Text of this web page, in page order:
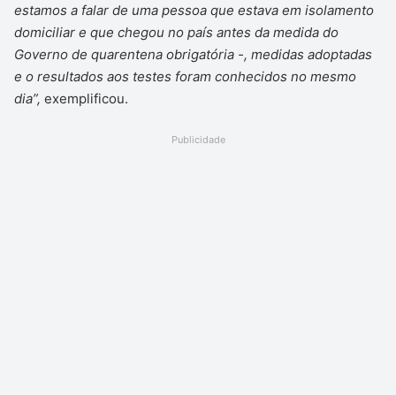
estamos a falar de uma pessoa que estava em isolamento
domiciliar e que chegou no país antes da medida do
Governo de quarentena obrigatória -, medidas adoptadas
e o resultados aos testes foram conhecidos no mesmo
dia”, exemplificou.
Publicidade